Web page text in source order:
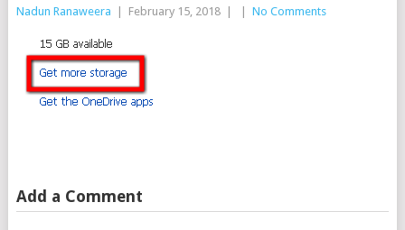
Nadun Ranaweera February 15, 2018 No Comments
Add a Comment